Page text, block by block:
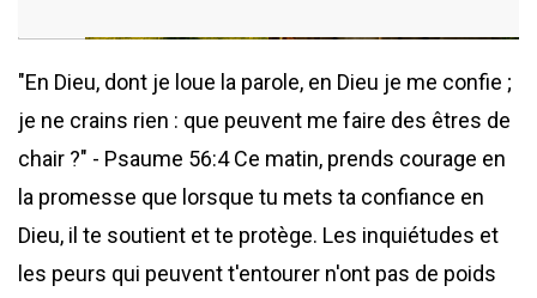
"En Dieu, dont je loue la parole, en Dieu je me confie ;
je ne crains rien : que peuvent me faire des êtres de
chair ?" - Psaume 56:4 Ce matin, prends courage en
la promesse que lorsque tu mets ta confiance en
Dieu, il te soutient et te protège. Les inquiétudes et
les peurs qui peuvent t'entourer n'ont pas de poids